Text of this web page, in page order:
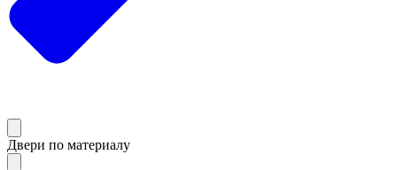
Двери по материалу